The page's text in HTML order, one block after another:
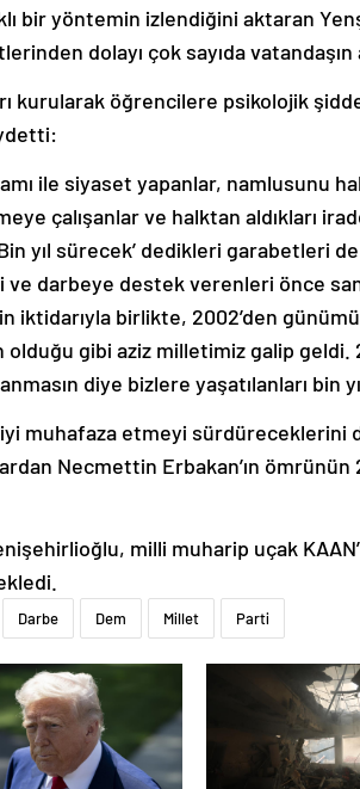
bir yöntemin izlendiğini aktaran
dolayı çok sayıda vatandaşın
kurularak öğrencilere psikolojik
ile siyaset yapanlar, namlusunu
çalışanlar ve halktan aldıkları
yıl sürecek’ dedikleri garabetleri
ve darbeye destek verenleri önce
iktidarıyla birlikte, 2002’den
olduğu gibi aziz milletimiz galip geldi.
diye bizlere yaşatılanları bin
muhafaza etmeyi sürdüreceklerini
Necmettin Erbakan’ın
milli muharip uçak
Darbe Dem Millet Parti